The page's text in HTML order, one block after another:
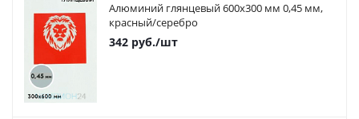
Алюминий глянцевый 600х300 мм 0,45 мм,
красный/серебро
342 руб./шт